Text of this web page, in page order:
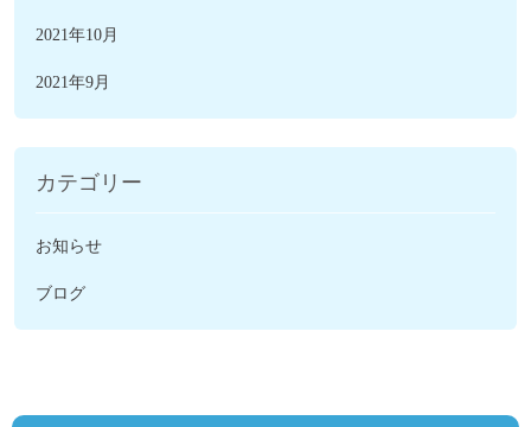
2021年10月
2021年9月
カテゴリー
お知らせ
ブログ